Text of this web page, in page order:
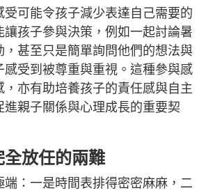
受可能令孩子減少表達自己需要的
讓孩子參與決策，例如一起討論暑
，甚至只是簡單詢問他們的想法與
感受到被尊重與重視。這種參與感
，亦有助培養孩子的責任感與自主
進親子關係與心理成長的重要契
放任的兩難
端：一是時間表排得密密麻麻，二